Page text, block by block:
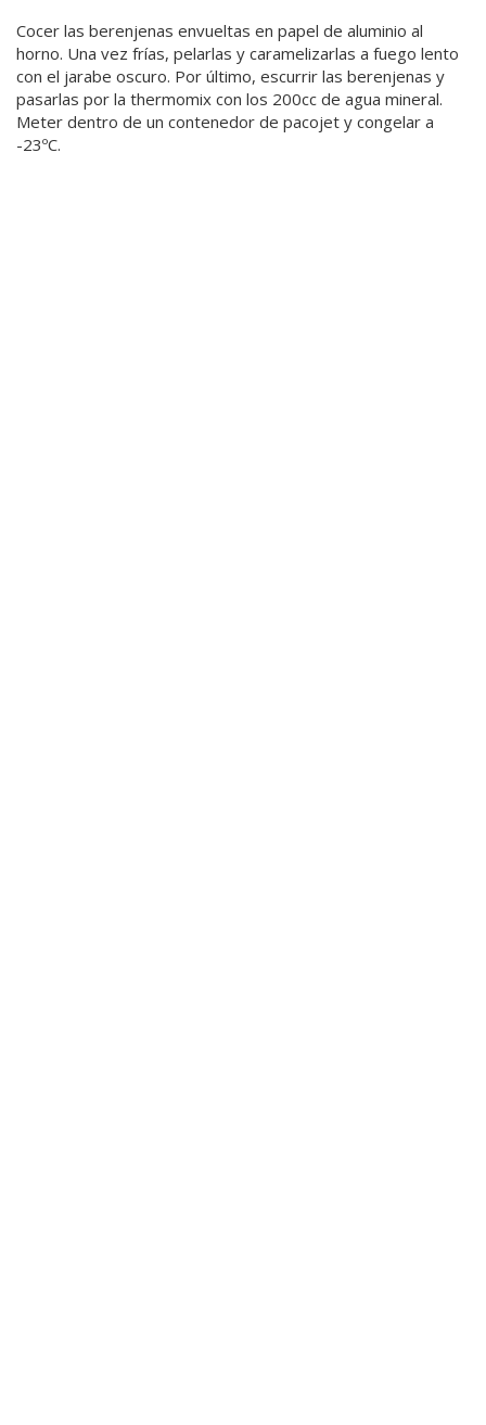
Cocer las berenjenas envueltas en papel de aluminio al
horno. Una vez frías, pelarlas y caramelizarlas a fuego lento
con el jarabe oscuro. Por último, escurrir las berenjenas y
pasarlas por la thermomix con los 200cc de agua mineral.
Meter dentro de un contenedor de pacojet y congelar a
-23ºC.